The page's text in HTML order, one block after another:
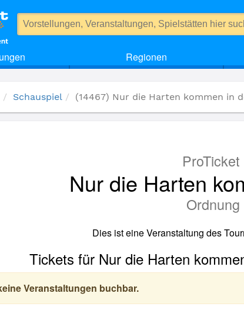
Regionen
Garten
Schauspiel (14467) Nur die Harten kommen in
Nur die Harten
Dies ist eine Veranstaltung des
Tickets für Nur die Harten
Veranstaltungen buchbar.